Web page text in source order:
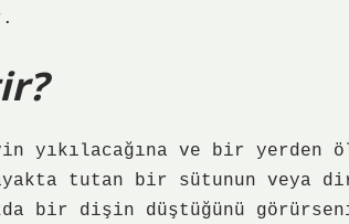
yıkılacağına ve bir yerden
tutan bir sütunun veya
bir dişin düştüğünü